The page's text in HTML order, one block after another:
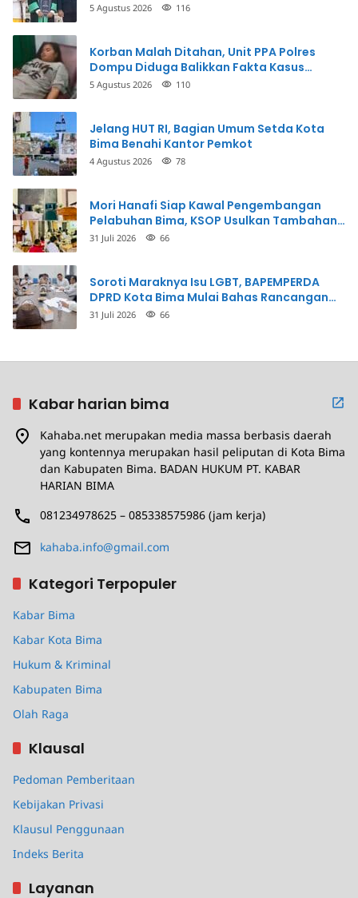
5 Agustus 2026 116
Korban Malah Ditahan, Unit PPA Polres
Dompu Diduga Balikkan Fakta Kasus
Penganiayaan
5 Agustus 2026 110
Jelang HUT RI, Bagian Umum Setda Kota
Bima Benahi Kantor Pemkot
4 Agustus 2026 78
Mori Hanafi Siap Kawal Pengembangan
Pelabuhan Bima, KSOP Usulkan Tambahan
Dermaga Rp400 Miliar
31 Juli 2026 66
Soroti Maraknya Isu LGBT, BAPEMPERDA
DPRD Kota Bima Mulai Bahas Rancangan
Perda Pencegahan
31 Juli 2026 66
Kabar harian bima
Kahaba.net merupakan media massa berbasis daerah
yang kontennya merupakan hasil peliputan di Kota Bima
dan Kabupaten Bima. BADAN HUKUM PT. KABAR
HARIAN BIMA
081234978625 – 085338575986 (jam kerja)
kahaba.info@gmail.com
Kategori Terpopuler
Kabar Bima
Kabar Kota Bima
Hukum & Kriminal
Kabupaten Bima
Olah Raga
Klausal
Pedoman Pemberitaan
Kebijakan Privasi
Klausul Penggunaan
Indeks Berita
Layanan